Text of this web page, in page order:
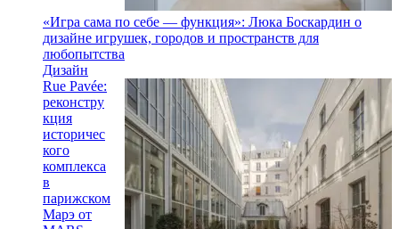
«Игра сама по себе — функция»: Люка Боскардин о
дизайне игрушек, городов и пространств для
любопытства
Дизайн
Rue Pavée:
реконстру
кция
историчес
кого
комплекса
в
парижском
Марэ от